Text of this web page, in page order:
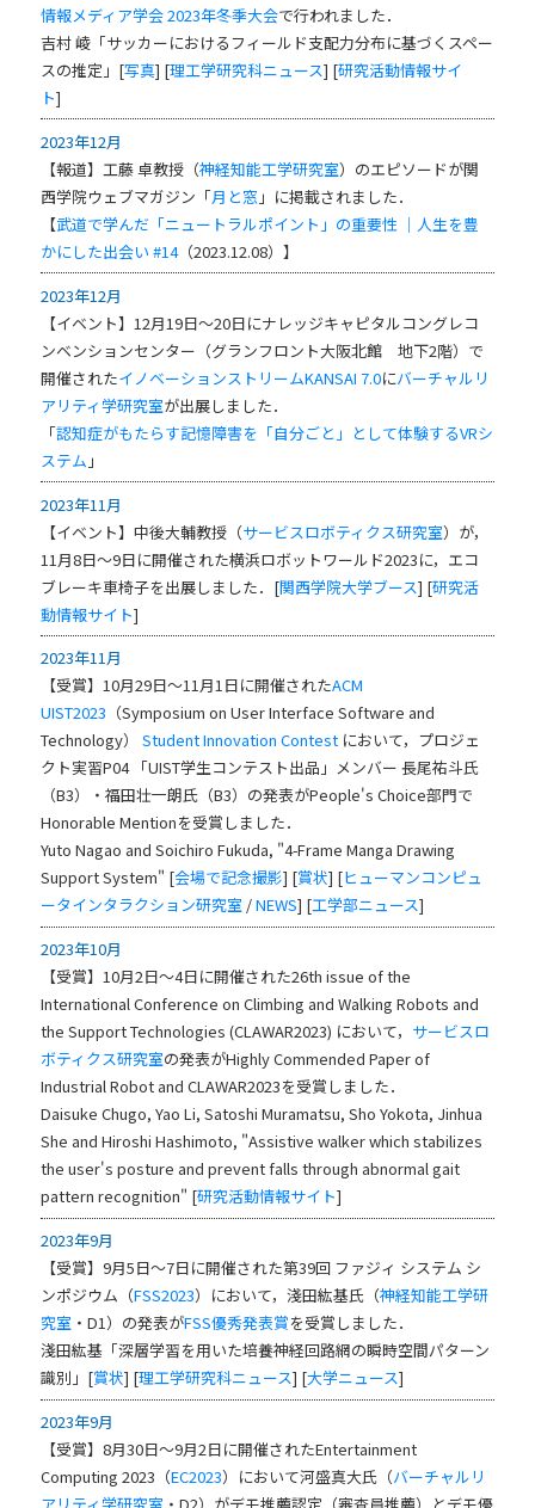
情報メディア学会 2023年冬季大会で行われました．
吉村 崚「サッカーにおけるフィールド支配力分布に基づくスペー
スの推定」[写真] [理工学研究科ニュース] [研究活動情報サイ
ト]
2023年12月
【報道】工藤 卓教授（神経知能工学研究室）のエピソードが関
西学院ウェブマガジン「月と窓 」に掲載されました．
【武道で学んだ「ニュートラルポイント」の重要性 ｜人生を豊
かにした出会い #14（2023.12.08）】
2023年12月
【イベント】12月19日～20日にナレッジキャピタルコングレコ
ンベンションセンター（グランフロント大阪北館 地下2階）で
開催されたイノベーションストリームKANSAI 7.0にバーチャルリ
アリティ学研究室が出展しました．
「認知症がもたらす記憶障害を「自分ごと」として体験するVRシ
ステム 」
2023年11月
【イベント】中後大輔教授（サービスロボティクス研究室）が，
11月8日～9日に開催された横浜ロボットワールド2023に，エコ
ブレーキ車椅子を出展しました．[関西学院大学ブース] [研究活
動情報サイト]
2023年11月
【受賞】10月29日～11月1日に開催されたACM
UIST2023 （Symposium on User Interface Software and
Technology）Student Innovation Contest において，プロジェ
クト実習P04 「UIST学生コンテスト出品」メンバー 長尾祐斗氏
（B3）・福田壮一朗氏（B3）の発表がPeople's Choice部門で
Honorable Mentionを受賞しました．
Yuto Nagao and Soichiro Fukuda, "4-Frame Manga Drawing
Support System" [会場で記念撮影] [賞状] [ヒューマンコンピュ
ータインタラクション研究室 /NEWS] [工学部ニュース]
2023年10月
【受賞】10月2日～4日に開催された26th issue of the
International Conference on Climbing and Walking Robots and
the Support Technologies (CLAWAR2023) において， サービスロ
ボティクス研究室の発表がHighly Commended Paper of
Industrial Robot and CLAWAR2023を受賞しました．
Daisuke Chugo, Yao Li, Satoshi Muramatsu, Sho Yokota, Jinhua
She and Hiroshi Hashimoto, "Assistive walker which stabilizes
the user's posture and prevent falls through abnormal gait
pattern recognition" [研究活動情報サイト]
2023年9月
【受賞】9月5日～7日に開催された第39回 ファジィ システム シ
ンポジウム（FSS2023）において，淺田紘基氏（神経知能工学研
究室 ・D1）の発表がFSS優秀発表賞を受賞しました．
淺田紘基「深層学習を用いた培養神経回路網の瞬時空間パターン
識別」[賞状] [理工学研究科ニュース] [大学ニュース]
2023年9月
【受賞】8月30日～9月2日に開催されたEntertainment
Computing 2023（EC2023）において河盛真大氏（バーチャルリ